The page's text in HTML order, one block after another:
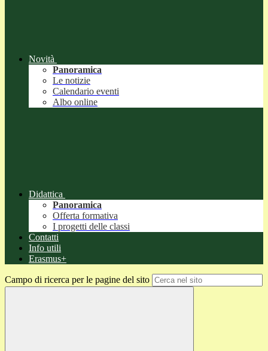
Novità
Panoramica
Le notizie
Calendario eventi
Albo online
Didattica
Panoramica
Offerta formativa
I progetti delle classi
Contatti
Info utili
Erasmus+
Campo di ricerca per le pagine del sito